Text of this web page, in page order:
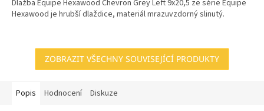
Dlažba Equipe Hexawood Chevron Grey Left 9x20,5 ze série Equipe
Hexawood je hrubší dlaždice, materiál mrazuvzdorný slinutý.
ZOBRAZIT VŠECHNY SOUVISEJÍCÍ PRODUKTY
Popis Hodnocení Diskuze